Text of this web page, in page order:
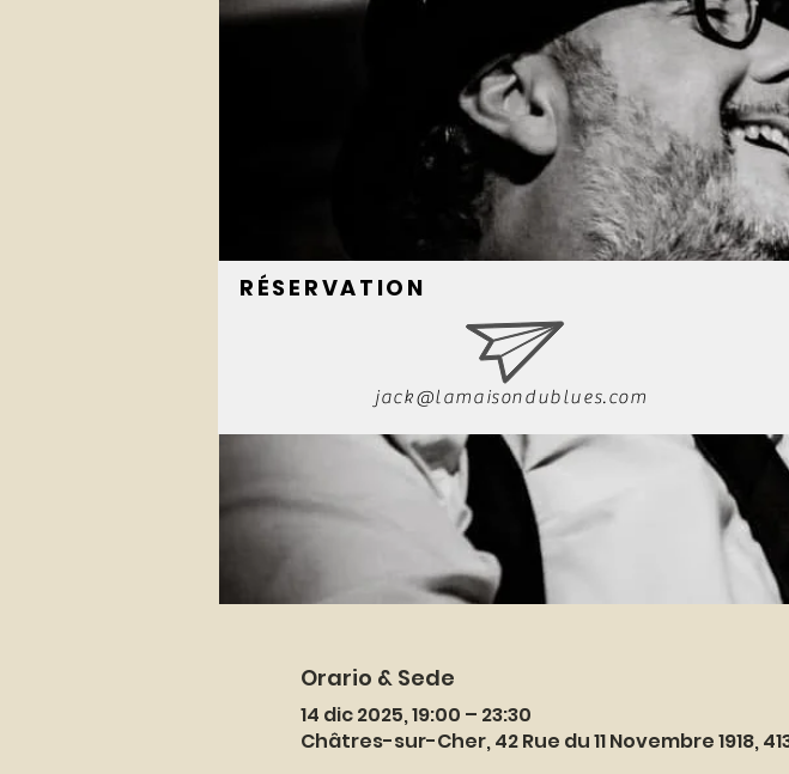
Orario & Sede
14 dic 2025, 19:00 – 23:30
Châtres-sur-Cher, 42 Rue du 11 Novembre 1918,
jack@lamaisondublues.com
RÉSERVATION